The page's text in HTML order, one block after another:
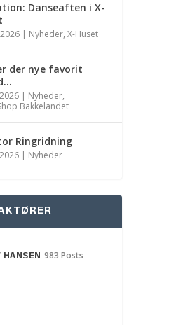
Danseaften i X-
| Nyheder,X-Huset
der nye favorit
| Nyheder,
Bakkelandet
Ringridning
| Nyheder
983 Posts